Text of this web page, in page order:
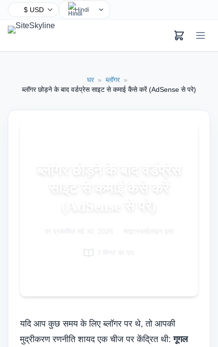
Hindi
French
German
Italian
Danish
घर » ब्लॉगर »
ब्लॉगर छोड़ने के बाद वर्डप्रेस साइट से कमाई कैसे करें (AdSense से परे)
ब्लॉगर छोड़ने के बाद वर्डप्रेस
साइट से कमाई कैसे करें
पर प्रकाशित मई 30, 2026 साइटस्काईलाइन द्वारा
7 मिनट का पाठ
यदि आप कुछ समय के लिए ब्लॉगर पर थे, तो आपकी
मुद्रीकरण रणनीति शायद एक चीज पर केंद्रित थी:गूगल